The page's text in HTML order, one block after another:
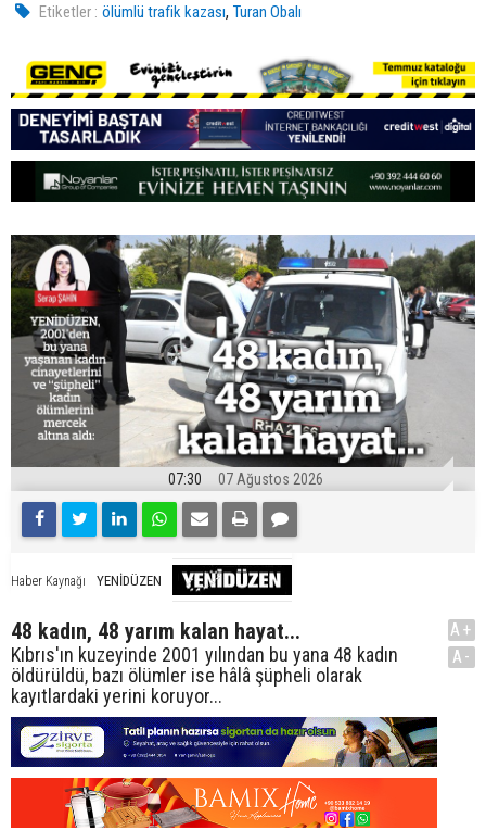
Etiketler : ölümlü trafik kazası,Turan Obalı
07:30 07 Ağustos 2026
Haber Kaynağı YENİDÜZEN
48 kadın, 48 yarım kalan hayat...
Kıbrıs'ın kuzeyinde 2001 yılından bu yana 48 kadın
öldürüldü, bazı ölümler ise hâlâ şüpheli olarak
kayıtlardaki yerini koruyor...
A+
A-